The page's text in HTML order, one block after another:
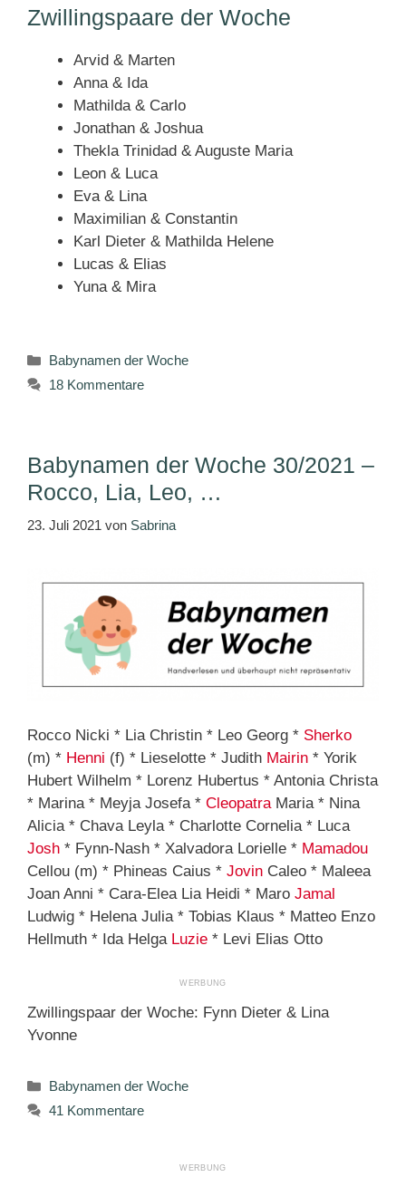
Zwillingspaare der Woche
Arvid & Marten
Anna & Ida
Mathilda & Carlo
Jonathan & Joshua
Thekla Trinidad & Auguste Maria
Leon & Luca
Eva & Lina
Maximilian & Constantin
Karl Dieter & Mathilda Helene
Lucas & Elias
Yuna & Mira
Kategorien
Babynamen der Woche
18 Kommentare
Babynamen der Woche 30/2021 –
Rocco, Lia, Leo, …
23. Juli 2021 von Sabrina
Rocco Nicki * Lia Christin * Leo Georg * Sherko
(m) * Henni (f) * Lieselotte * Judith Mairin * Yorik
Hubert Wilhelm * Lorenz Hubertus * Antonia Christa
* Marina * Meyja Josefa * CleopatraMaria * Nina
Alicia * Chava Leyla * Charlotte Cornelia * Luca
Josh * Fynn-Nash * Xalvadora Lorielle * Mamadou
Cellou (m) * Phineas Caius * Jovin Caleo * Maleea
Joan Anni * Cara-Elea Lia Heidi * Maro Jamal
Ludwig * Helena Julia * Tobias Klaus * Matteo Enzo
Hellmuth * Ida Helga Luzie * Levi Elias Otto
Zwillingspaar der Woche: Fynn Dieter & Lina
Yvonne
Kategorien
Babynamen der Woche
41 Kommentare